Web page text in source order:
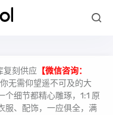
复刻供应 【微信咨询：
无需仰望遥不可及的大
个细节都精心雕琢，1:1 原
服、配饰，一应俱全，满